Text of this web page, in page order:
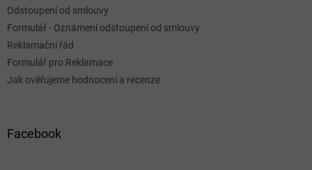
Odstoupení od smlouvy
Formulář - Oznámení odstoupení od smlouvy
Reklamační řád
Formulář pro Reklamace
Jak ověřujeme hodnocení a recenze
Facebook